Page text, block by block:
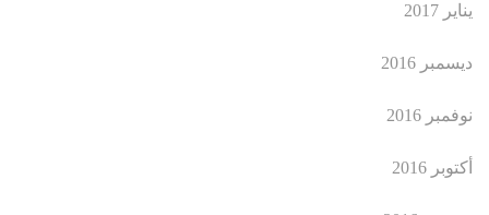
يناير 2017
ديسمبر 2016
نوفمبر 2016
أكتوبر 2016